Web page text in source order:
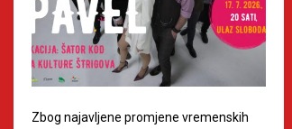
Zbog najavljene promjene vremenskih